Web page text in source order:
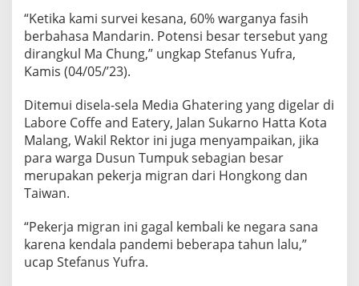
J
A
D
M
P
U
G
M
D
A
R
“Ketika kami survei kesana, 60% warganya fasih
berbahasa Mandarin. Potensi besar tersebut yang
dirangkul Ma Chung,” ungkap Stefanus Yufra,
Kamis (04/05/’23).
Ditemui disela-sela Media Ghatering yang digelar di
Labore Coffe and Eatery, Jalan Sukarno Hatta Kota
Malang, Wakil Rektor ini juga menyampaikan, jika
para warga Dusun Tumpuk sebagian besar
merupakan pekerja migran dari Hongkong dan
Taiwan.
“Pekerja migran ini gagal kembali ke negara sana
karena kendala pandemi beberapa tahun lalu,”
ucap Stefanus Yufra.